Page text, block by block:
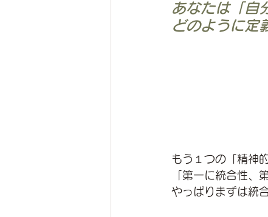
あなたは「自
どのように定
もう１つの「精神
「第一に統合性、
やっぱりまずは統